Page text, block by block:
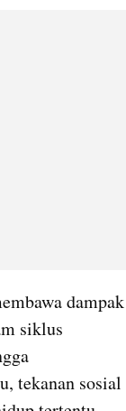
dampak
siklus
tekanan sosial